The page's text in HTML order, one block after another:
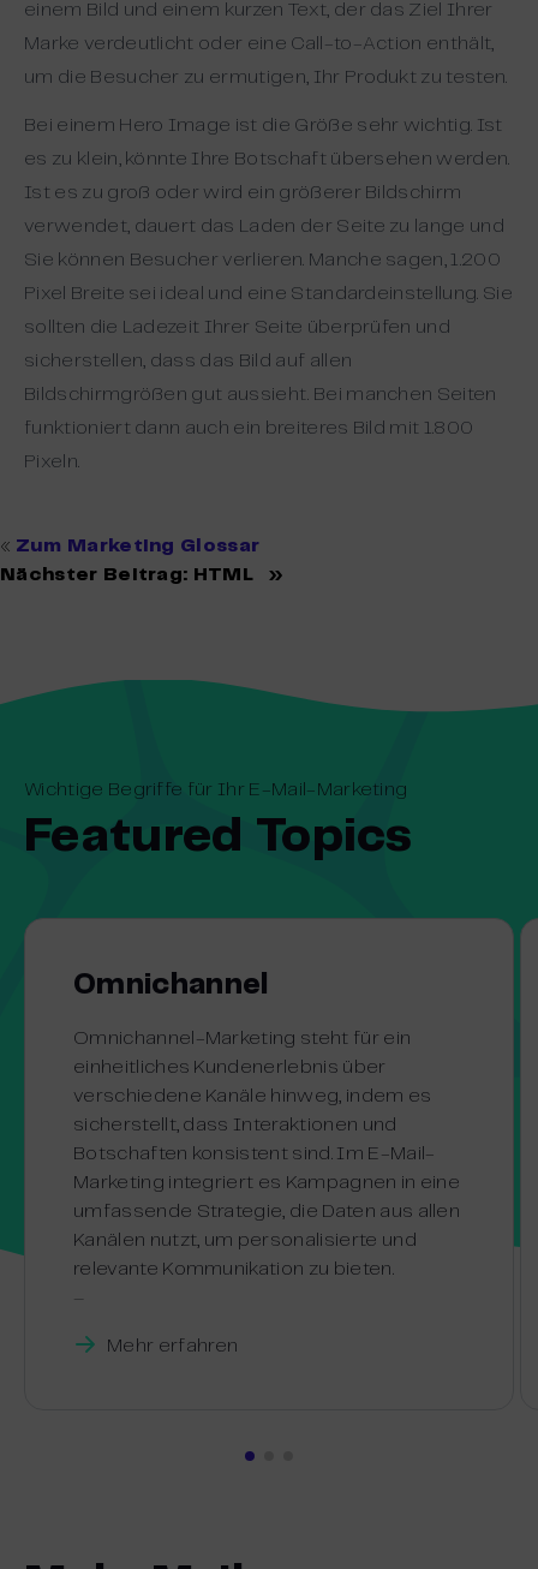
einem Bild und einem kurzen Text, der das Ziel Ihrer
Marke verdeutlicht oder eine Call-to-Action enthält,
um die Besucher zu ermutigen, Ihr Produkt zu testen.
Bei einem Hero Image ist die Größe sehr wichtig. Ist
es zu klein, könnte Ihre Botschaft übersehen werden.
Ist es zu groß oder wird ein größerer Bildschirm
verwendet, dauert das Laden der Seite zu lange und
Sie können Besucher verlieren. Manche sagen, 1.200
Pixel Breite sei ideal und eine Standardeinstellung. Sie
sollten die Ladezeit Ihrer Seite überprüfen und
sicherstellen, dass das Bild auf allen
Bildschirmgrößen gut aussieht. Bei manchen Seiten
funktioniert dann auch ein breiteres Bild mit 1.800
Pixeln.
« Zum Marketing Glossar
Nächster Beitrag: HTML »
Wichtige Begriffe für Ihr E-Mail-Marketing
Featured Topics
Omnichannel
Omnichannel-Marketing steht für ein
einheitliches Kundenerlebnis über
verschiedene Kanäle hinweg, indem es
sicherstellt, dass Interaktionen und
Botschaften konsistent sind. Im E-Mail-
Marketing integriert es Kampagnen in eine
umfassende Strategie, die Daten aus allen
Kanälen nutzt, um personalisierte und
relevante Kommunikation zu bieten.
–
Mehr erfahren